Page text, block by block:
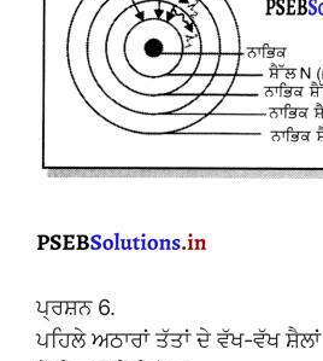
ਪ੍ਰਸ਼ਨ 6.
ਪਹਿਲੇ ਅਠਾਰਾਂ ਤੱਤਾਂ ਦੇ ਵੱਖ-ਵੱਖ